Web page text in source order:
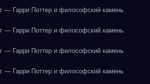
— Гарри Поттер и философский камень
— Гарри Поттер и философский камень
— Гарри Поттер и философский камень
— Гарри Поттер и философский камень